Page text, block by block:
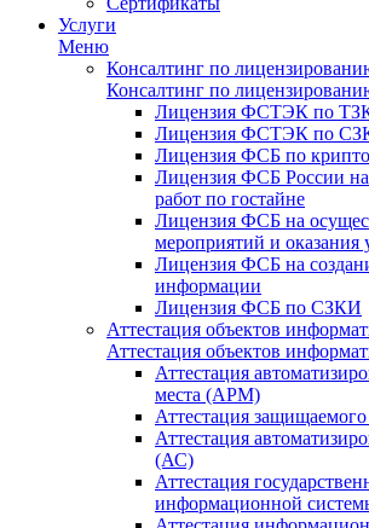
Услуги
Меню
Консалтинг по
Консалтинг по
Лицензия ФСТЭК по
Лицензия ФСТЭК по
Лицензия ФСБ по
Лицензия ФСБ России
работ по гостайне
Лицензия ФСБ на
мероприятий и оказания
Лицензия ФСБ на
информации
Лицензия ФСБ по СЗКИ
Аттестация объектов
Аттестация объектов
Аттестация
места (АРМ)
Аттестация
Аттестация
(АС)
Аттестация
информационной